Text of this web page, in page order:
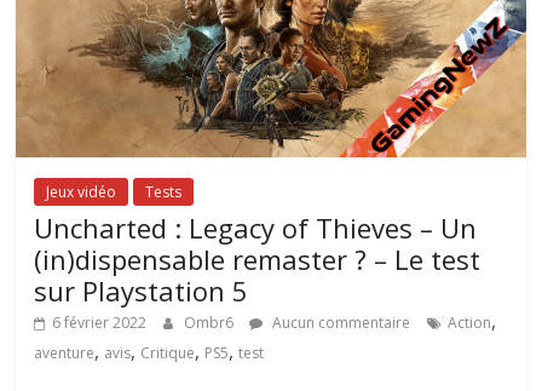
Jeux vidéo Tests
Uncharted : Legacy of Thieves – Un
(in)dispensable remaster ? – Le test
sur Playstation 5
6 février 2022 Ombr6 Aucun commentaire Action,
aventure, avis, Critique, PS5,test